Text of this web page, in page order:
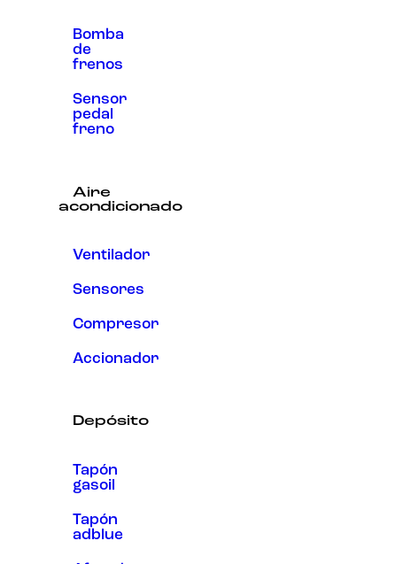
Bomba
de
frenos
Sensor
pedal
freno
Aire
acondicionado
Ventilador
Sensores
Compresor
Accionador
Depósito
Tapón
gasoil
Tapón
adblue